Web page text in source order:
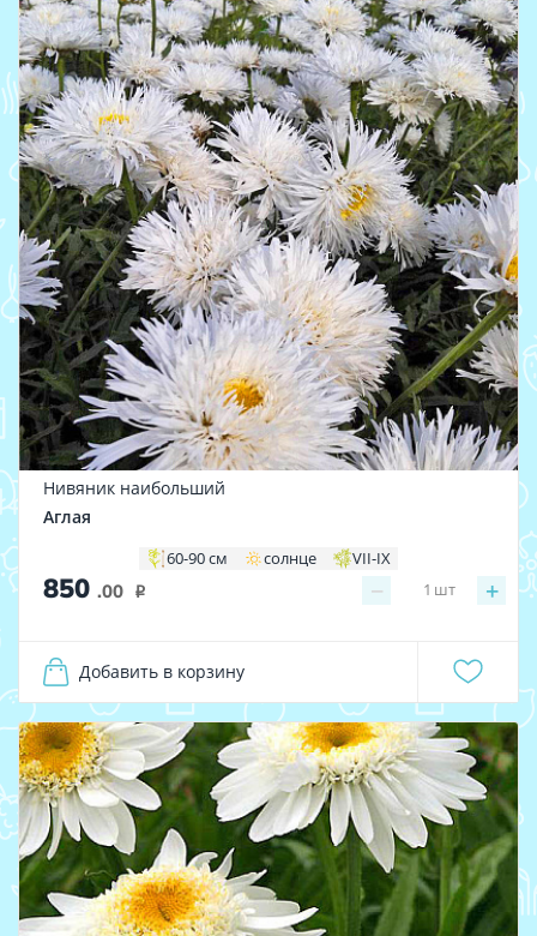
Нивяник наибольший
Аглая
60-90 см солнце VII-IX
850 .00 i − +
1 шт
Добавить в корзину